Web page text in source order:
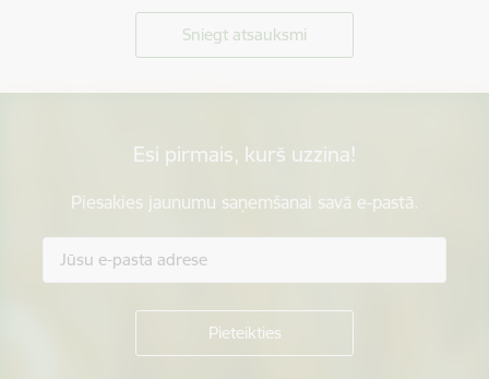
Sniegt atsauksmi
Esi pirmais, kurš uzzina!
Piesakies jaunumu saņemšanai savā e-pastā.